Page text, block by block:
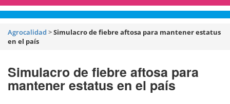
Agrocalidad >Simulacro de fiebre aftosa para mantener estatus
en el país
Simulacro de fiebre aftosa para
mantener estatus en el país